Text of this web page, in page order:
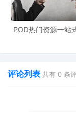
FBM
POD热门资源一站
评论列表 共有 0 条